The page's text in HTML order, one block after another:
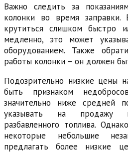
Важно следить за
колонки во время заправки.
крутиться слишком быстро
медленно, это может
оборудованием. Также
работы колонки – он должен
Подозрительно низкие цены
быть признаком
значительно ниже средней
указывать на продажу
разбавленного топлива.
некоторые небольшие
предлагать более низкие